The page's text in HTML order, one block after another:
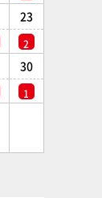
23
2
30
1